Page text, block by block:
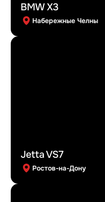
BMW X3
Набережные Челны
Jetta VS7
Ростов-на-Дону